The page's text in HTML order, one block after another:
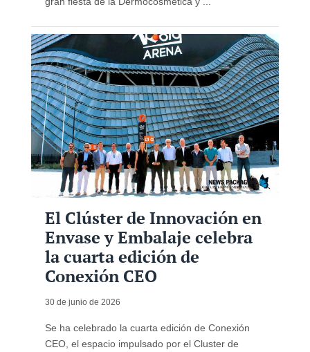
El Clúster de Innovación en
Envase y Embalaje celebra
la cuarta edición de
Conexión CEO
30 de junio de 2026
Se ha celebrado la cuarta edición de Conexión
CEO, el espacio impulsado por el Cluster de